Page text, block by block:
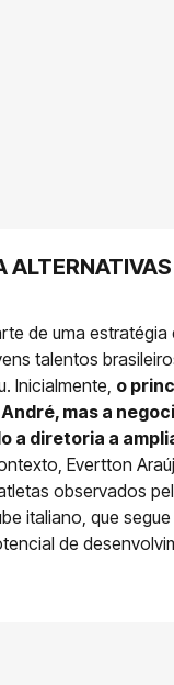
de uma estratégia
talentos
Inicialmente, o
mas a
a diretoria a
Evertton
observados
italiano, que
de